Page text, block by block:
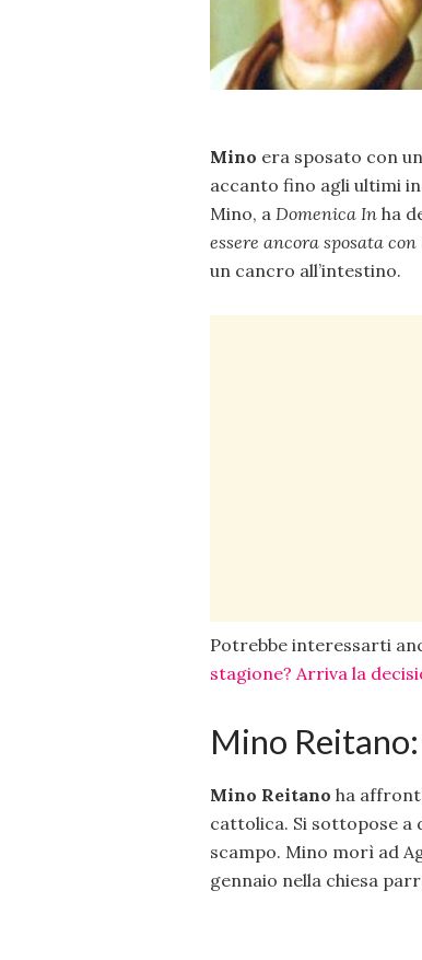
Mino era sposato con
accanto fino agli ultimi
Mino, a Domenica In ha
essere ancora sposata
un cancro all’intestino.
Potrebbe interessarti
stagione? Arriva la
Mino
Mino Reitano ha
cattolica. Si sottopose
scampo. Mino morì ad
gennaio nella chiesa